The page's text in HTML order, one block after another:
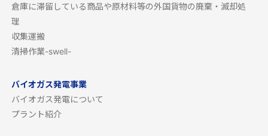
倉庫に滞留している商品や原材料等の外国貨物の廃棄・滅却処
理
収集運搬
清掃作業-swell-
バイオガス発電事業
バイオガス発電について
プラント紹介